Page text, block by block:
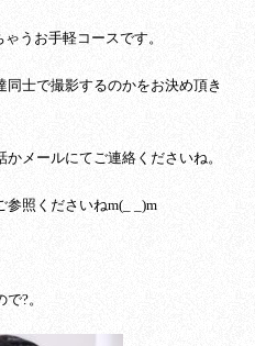
うお手軽コースです。
同士で撮影するのかをお決め頂き
メールにてご連絡くださいね。
照くださいねm(_ _)m
?。